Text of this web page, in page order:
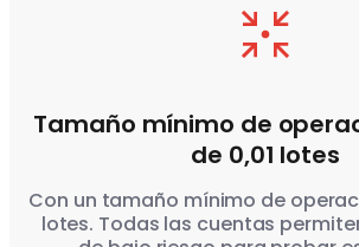
Tamaño mínimo de
de 0,01 lotes
Con un tamaño mínimo de
lotes. Todas las cuentas